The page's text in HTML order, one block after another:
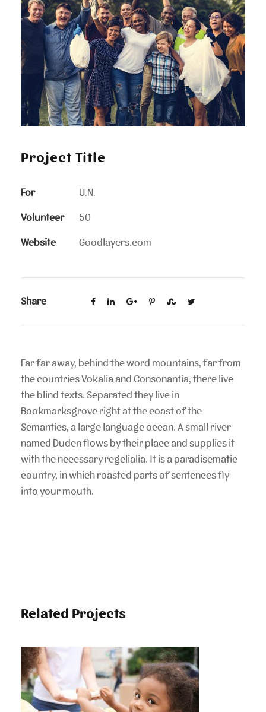
Project Title
For
U.N.
Volunteer
50
Website
Goodlayers.com
Share
Far far away, behind the word mountains, far from
the countries Vokalia and Consonantia, there live
the blind texts. Separated they live in
Bookmarksgrove right at the coast of the
Semantics, a large language ocean. A small river
named Duden flows by their place and supplies it
with the necessary regelialia. It is a paradisematic
country, in which roasted parts of sentences fly
into your mouth.
Related Projects